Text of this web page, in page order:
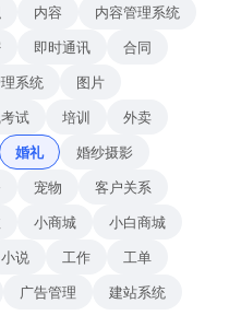
内容
内容管理系统
即时通讯
合同
系统
图片
试 培训
外卖
婚礼
婚纱摄影
宠物
客户关系
小商城
小白商城
小说 工作
工单
广告管理
建站系统